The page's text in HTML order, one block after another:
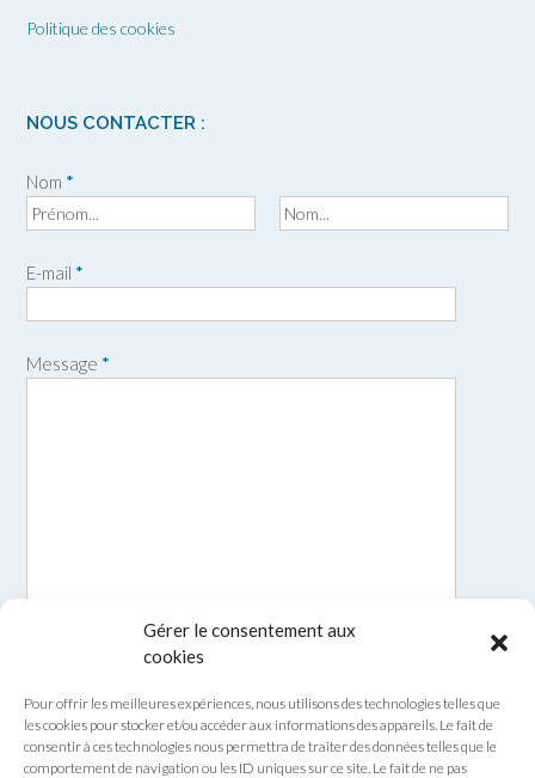
Gérer le consentement aux
cookies
Pour offrir les meilleures expériences, nous utilisons des technologies telles que
les cookies pour stocker et/ou accéder aux informations des appareils. Le fait de
consentir à ces technologies nous permettra de traiter des données telles que le
comportement de navigation ou les ID uniques sur ce site. Le fait de ne pas
Politique des cookies
NOUS CONTACTER :
Nom *
é
E-mail *
Message *